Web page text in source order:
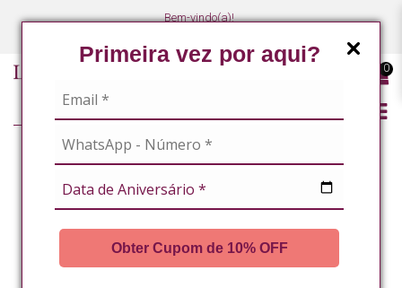
Primeira vez por aqui?
Obter Cupom de 10% OFF
Bem-vindo(a)!
0
REVITALIZAÇÃO DA PELE